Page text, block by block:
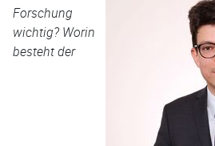
Forschung
wichtig? Worin
besteht der